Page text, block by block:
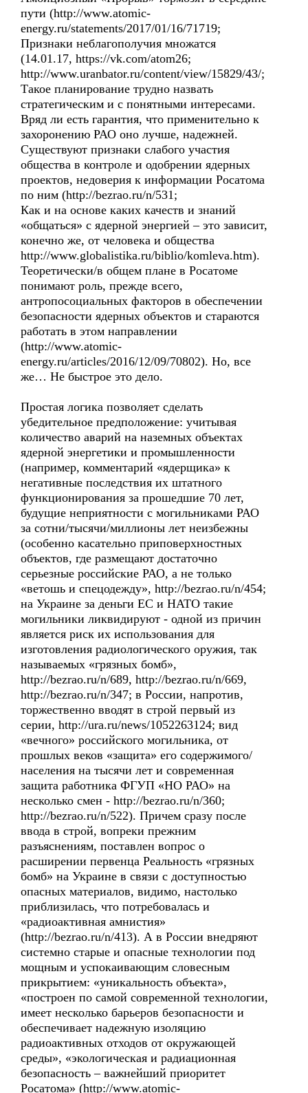
пути (http://www.atomic-
energy.ru/statements/2017/01/16/71719;
Признаки неблагополучия множатся
(14.01.17, https://vk.com/atom26;
http://www.uranbator.ru/content/view/15829/43/;
Такое планирование трудно назвать
стратегическим и с понятными интересами.
Вряд ли есть гарантия, что применительно к
захоронению РАО оно лучше, надежней.
Существуют признаки слабого участия
общества в контроле и одобрении ядерных
проектов, недоверия к информации Росатома
по ним (http://bezrao.ru/n/531;
Как и на основе каких качеств и знаний
«общаться» с ядерной энергией – это зависит,
конечно же, от человека и общества
http://www.globalistika.ru/biblio/komleva.htm).
Теоретически/в общем плане в Росатоме
понимают роль, прежде всего,
антропосоциальных факторов в обеспечении
безопасности ядерных объектов и стараются
работать в этом направлении
(http://www.atomic-
energy.ru/articles/2016/12/09/70802). Но, все
же… Не быстрое это дело.
Простая логика позволяет сделать
убедительное предположение: учитывая
количество аварий на наземных объектах
ядерной энергетики и промышленности
(например, комментарий «ядерщика» к
негативные последствия их штатного
функционирования за прошедшие 70 лет,
будущие неприятности с могильниками РАО
за сотни/тысячи/миллионы лет неизбежны
(особенно касательно приповерхностных
объектов, где размещают достаточно
серьезные российские РАО, а не только
«ветошь и спецодежду», http://bezrao.ru/n/454;
на Украине за деньги ЕС и НАТО такие
могильники ликвидируют - одной из причин
является риск их использования для
изготовления радиологического оружия, так
называемых «грязных бомб»,
http://bezrao.ru/n/689, http://bezrao.ru/n/669,
http://bezrao.ru/n/347; в России, напротив,
торжественно вводят в строй первый из
серии, http://ura.ru/news/1052263124; вид
«вечного» российского могильника, от
прошлых веков «защита» его содержимого/
населения на тысячи лет и современная
защита работника ФГУП «НО РАО» на
несколько смен - http://bezrao.ru/n/360;
http://bezrao.ru/n/522). Причем сразу после
ввода в строй, вопреки прежним
разъяснениям, поставлен вопрос о
расширении первенца Реальность «грязных
бомб» на Украине в связи с доступностью
опасных материалов, видимо, настолько
приблизилась, что потребовалась и
«радиоактивная амнистия»
(http://bezrao.ru/n/413). А в России внедряют
системно старые и опасные технологии под
мощным и успокаивающим словесным
прикрытием: «уникальность объекта»,
«построен по самой современной технологии,
имеет несколько барьеров безопасности и
обеспечивает надежную изоляцию
радиоактивных отходов от окружающей
среды», «экологическая и радиационная
безопасность – важнейший приоритет
Росатома» (http://www.atomic-